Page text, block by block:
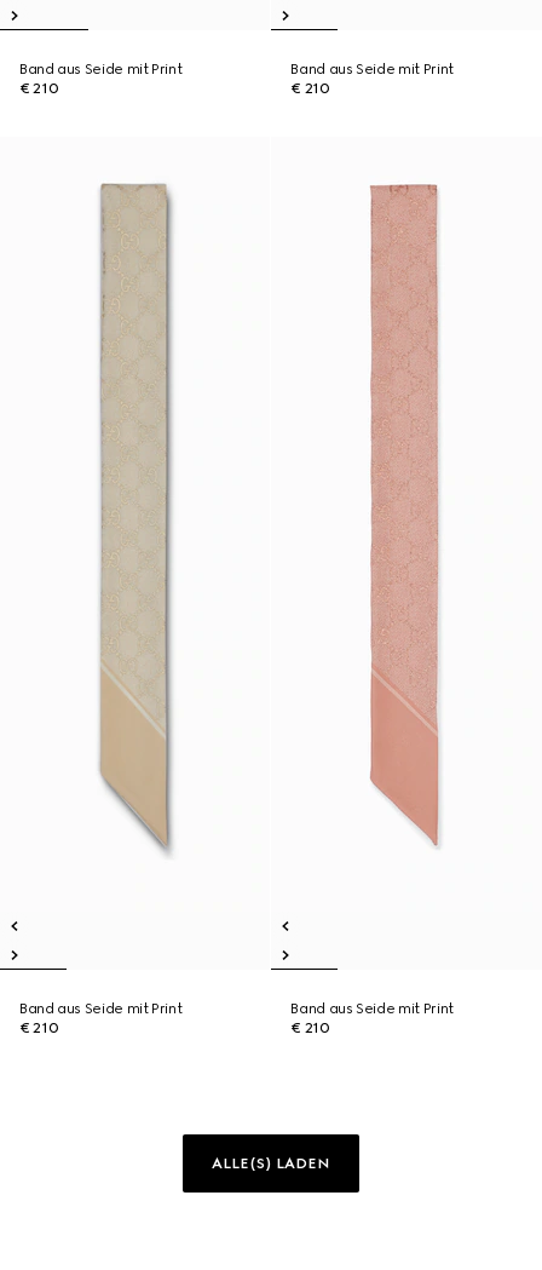
Band aus Seide mit Print
€ 210
Band aus Seide mit Print
€ 210
Band aus Seide mit Print
€ 210
Band aus Seide mit Print
€ 210
ALLE(S) LADEN